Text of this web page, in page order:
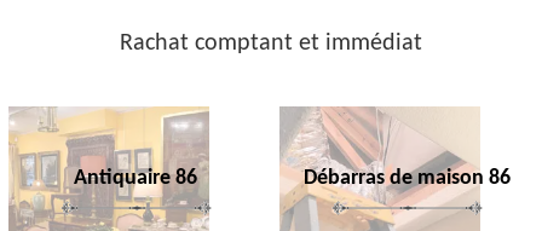
Rachat comptant et immédiat
Antiquaire 86 Débarras de maison 86